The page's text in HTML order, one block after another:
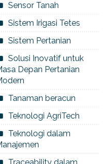
Sensor Tanah
Sistem Irigasi Tetes
Sistem Pertanian
Solusi Inovatif untuk
Depan Pertanian
Tanaman beracun
Teknologi AgriTech
Teknologi dalam